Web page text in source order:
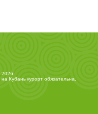
2026
на Кубань курорт обязательна.